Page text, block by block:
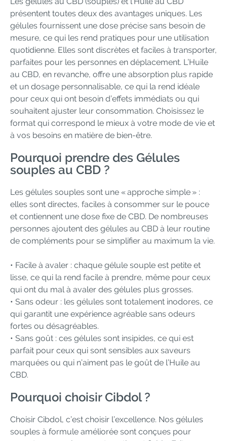
présentent toutes deux des avantages uniques. Les
gélules fournissent une dose précise sans besoin de
mesure, ce qui les rend pratiques pour une utilisation
quotidienne. Elles sont discrètes et faciles à transporter,
parfaites pour les personnes en déplacement. L’Huile
au CBD, en revanche, offre une absorption plus rapide
et un dosage personnalisable, ce qui la rend idéale
pour ceux qui ont besoin d’effets immédiats ou qui
souhaitent ajuster leur consommation. Choisissez le
format qui correspond le mieux à votre mode de vie et
à vos besoins en matière de bien-être.
Pourquoi prendre des Gélules
souples au CBD ?
Les gélules souples sont une « approche simple » :
elles sont directes, faciles à consommer sur le pouce
et contiennent une dose fixe de CBD. De nombreuses
personnes ajoutent des gélules au CBD à leur routine
de compléments pour se simplifier au maximum la vie.
• Facile à avaler : chaque gélule souple est petite et
lisse, ce qui la rend facile à prendre, même pour ceux
qui ont du mal à avaler des gélules plus grosses.
• Sans odeur : les gélules sont totalement inodores, ce
qui garantit une expérience agréable sans odeurs
fortes ou désagréables.
• Sans goût : ces gélules sont insipides, ce qui est
parfait pour ceux qui sont sensibles aux saveurs
marquées ou qui n’aiment pas le goût de l’Huile au
CBD.
Pourquoi choisir Cibdol ?
Choisir Cibdol, c’est choisir l’excellence. Nos gélules
souples à formule améliorée sont conçues pour